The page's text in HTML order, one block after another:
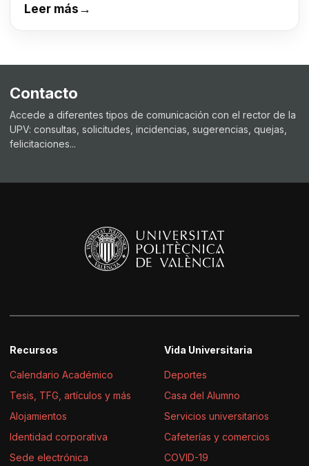
Leer más→
Contacto
Accede a diferentes tipos de comunicación con el rector de la
UPV: consultas, solicitudes, incidencias, sugerencias, quejas,
felicitaciones...
Recursos
Calendario Académico
Tesis, TFG, artículos y más
Alojamientos
Identidad corporativa
Sede electrónica
Vida Universitaria
Deportes
Casa del Alumno
Servicios universitarios
Cafeterías y comercios
COVID-19